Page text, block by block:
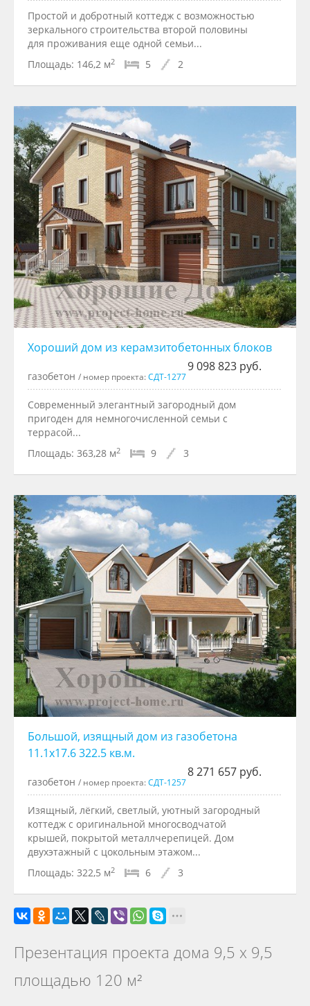
Простой и добротный коттедж с возможностью
зеркального строительства второй половины
для проживания еще одной семьи...
Площадь: 146,2 м2 5 2
Хороший дом из керамзитобетонных блоков
9 098 823 руб.
газобетон / номер проекта:СДТ-1277
Современный элегантный загородный дом
пригоден для немногочисленной семьи с
террасой...
Площадь: 363,28 м2 9 3
Большой, изящный дом из газобетона
11.1x17.6 322.5 кв.м.
8 271 657 руб.
газобетон / номер проекта:СДТ-1257
Изящный, лёгкий, светлый, уютный загородный
коттедж с оригинальной многосводчатой
крышей, покрытой металлчерепицей. Дом
двухэтажный с цокольным этажом...
Площадь: 322,5 м2 6 3
Презентация проекта дома 9,5 х 9,5
площадью 120 м²